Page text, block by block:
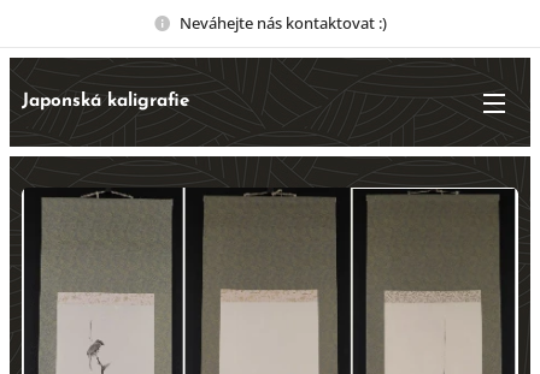
Neváhejte nás kontaktovat :)
Japonská kaligrafie